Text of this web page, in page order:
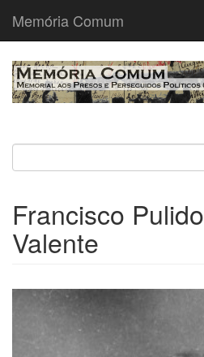
Passar
para
Memória Comum
Francisco Pulido
Valente